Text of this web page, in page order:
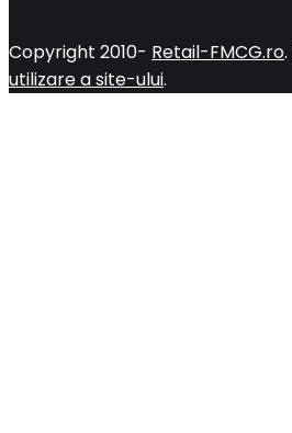
Copyright 2010- Retail-FMCG.ro.
utilizare a site-ului.